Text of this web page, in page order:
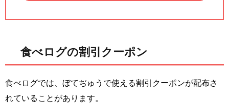
食べログの割引クーポン
食べログでは、ぼてぢゅうで使える割引クーポンが配布さ
れていることがあります。